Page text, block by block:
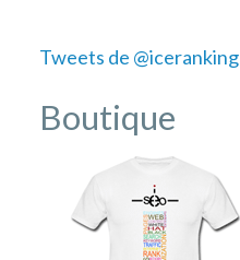
Tweets de @iceranking
Boutique